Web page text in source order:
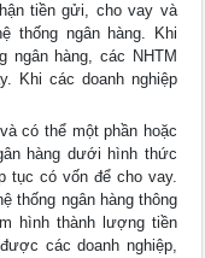
tiền gửi, cho vay và
thống ngân hàng. Khi
ngân hàng, các NHTM
Khi các doanh nghiệp
có thể một phần hoặc
hàng dưới hình thức
tục có vốn để cho vay.
thống ngân hàng thông
hình thành lượng tiền
các doanh nghiệp,